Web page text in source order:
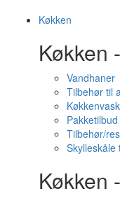
Køkken
Køkken
Vandhaner
Tilbehør til
Tilbehør/
Skylleskåle
Køkken